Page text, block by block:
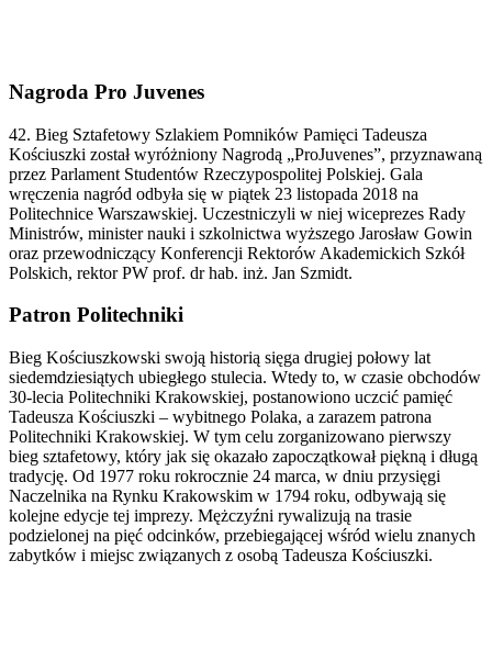
Nagroda Pro Juvenes
42. Bieg Sztafetowy Szlakiem Pomników Pamięci Tadeusza
Kościuszki został wyróżniony Nagrodą „ProJuvenes”, przyznawaną
przez Parlament Studentów Rzeczypospolitej Polskiej. Gala
wręczenia nagród odbyła się w piątek 23 listopada 2018 na
Politechnice Warszawskiej. Uczestniczyli w niej wiceprezes Rady
Ministrów, minister nauki i szkolnictwa wyższego Jarosław Gowin
oraz przewodniczący Konferencji Rektorów Akademickich Szkół
Polskich, rektor PW prof. dr hab. inż. Jan Szmidt.
Patron Politechniki
Bieg Kościuszkowski swoją historią sięga drugiej połowy lat
siedemdziesiątych ubiegłego stulecia. Wtedy to, w czasie obchodów
30-lecia Politechniki Krakowskiej, postanowiono uczcić pamięć
Tadeusza Kościuszki – wybitnego Polaka, a zarazem patrona
Politechniki Krakowskiej. W tym celu zorganizowano pierwszy
bieg sztafetowy, który jak się okazało zapoczątkował piękną i długą
tradycję. Od 1977 roku rokrocznie 24 marca, w dniu przysięgi
Naczelnika na Rynku Krakowskim w 1794 roku, odbywają się
kolejne edycje tej imprezy. Mężczyźni rywalizują na trasie
podzielonej na pięć odcinków, przebiegającej wśród wielu znanych
zabytków i miejsc związanych z osobą Tadeusza Kościuszki.